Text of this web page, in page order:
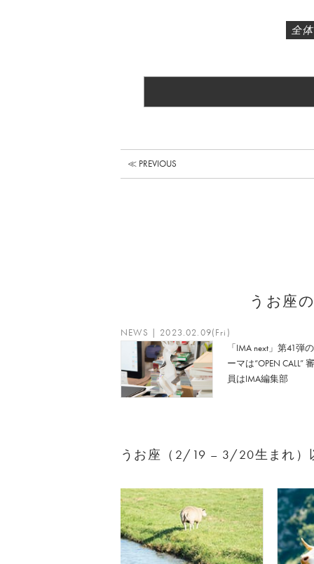
全
≪ PREVIOUS
うお座
NEWS | 2023.02.09(Fri)
「IMA next」第41弾
ーマは“OPEN CALL”
員はIMA編集部
うお座（2/19 – 3/20生まれ）